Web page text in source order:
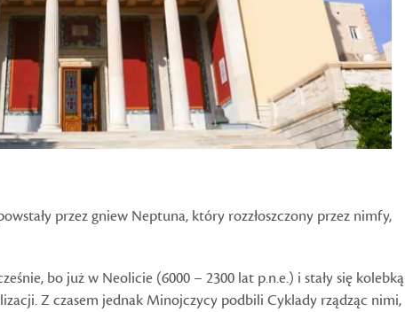
przez gniew Neptuna, który rozzłoszczony przez nimfy,
bo już w Neolicie (6000 – 2300 lat p.n.e.) i stały się kolebką
Z czasem jednak Minojczycy podbili Cyklady rządząc nimi,